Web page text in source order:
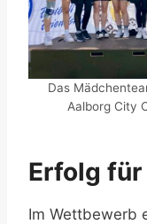
Das
Aalborg City
Erfolg
Im Wettbewerb